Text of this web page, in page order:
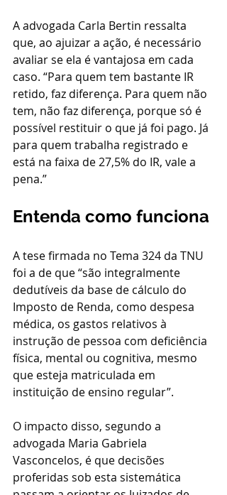
A advogada Carla Bertin ressalta
que, ao ajuizar a ação, é necessário
avaliar se ela é vantajosa em cada
caso. “Para quem tem bastante IR
retido, faz diferença. Para quem não
tem, não faz diferença, porque só é
possível restituir o que já foi pago. Já
para quem trabalha registrado e
está na faixa de 27,5% do IR, vale a
pena.”
Entenda como funciona
A tese firmada no Tema 324 da TNU
foi a de que “são integralmente
dedutíveis da base de cálculo do
Imposto de Renda, como despesa
médica, os gastos relativos à
instrução de pessoa com deficiência
física, mental ou cognitiva, mesmo
que esteja matriculada em
instituição de ensino regular”.
O impacto disso, segundo a
advogada Maria Gabriela
Vasconcelos, é que decisões
proferidas sob esta sistemática